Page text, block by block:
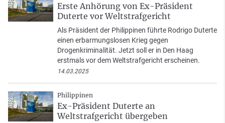
Erste Anhörung von Ex-Präsident
Duterte vor Weltstrafgericht
Als Präsident der Philippinen führte Rodrigo Duterte
einen erbarmungslosen Krieg gegen
Drogenkriminalität. Jetzt soll er in Den Haag
erstmals vor dem Weltstrafgericht erscheinen.
14.03.2025
Philippinen
Ex-Präsident Duterte an
Weltstrafgericht übergeben